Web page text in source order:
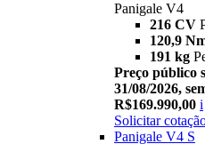
Panigale V4
216 CV
120,9
191 kg
Preço público
31/08/2026,
R$169.990,00 i
Solicitar
Panigale V4 S